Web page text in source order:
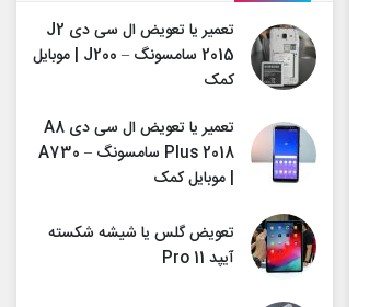
تعمیر یا تعویض ال سی دی J2
2015 سامسونگ – J200 | موبایل
کمک
تعمیر یا تعویض ال سی دی A8
Plus 2018 سامسونگ – A730
| موبایل کمک
تعویض گلس یا شیشه شکسته
آیپد Pro 11